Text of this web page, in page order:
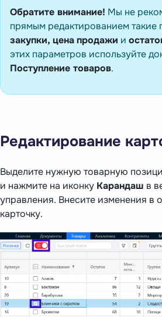
Обратите внимание! Мы не
прямым редактированием такие
закупки, ценапродажи и
этих параметров используйте
Поступление товаров.
Редактирование
Выделите нужную товарную
и нажмите на иконку Карандаш в
управления. Внесите изменения в
карточку.